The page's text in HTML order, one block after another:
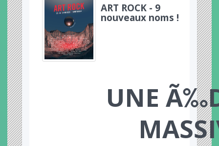
ART ROCK - 9
nouveaux noms !
UNE